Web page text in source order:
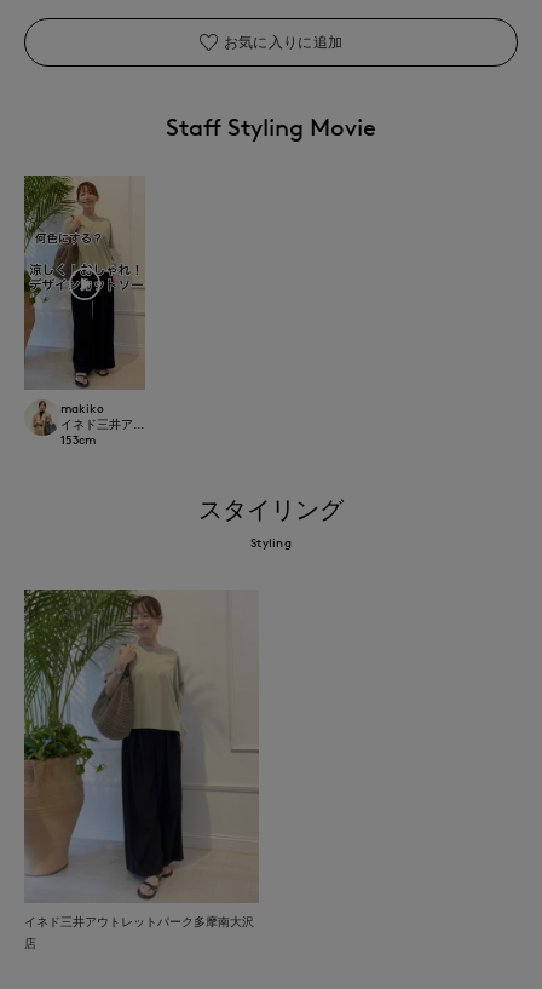
お気に入りに追加
Staff Styling Movie
makiko
イネド三井アウトレットパーク多摩南大沢店
153cm
スタイリング
Styling
イネド三井アウトレットパーク多摩南大沢
店